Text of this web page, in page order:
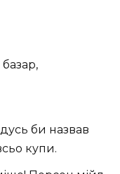
би назвав
купи.